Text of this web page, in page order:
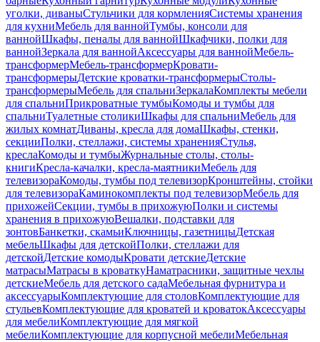
уголки, диваныСтульчики для кормленияСистемы хранения
для кухниМебель для ваннойТумбы, консоли для
ваннойШкафы, пеналы для ваннойШкафчики, полки для
ваннойЗеркала для ваннойАксессуары для ваннойМебель-
трансформерМебель-трансформерКровати-
трансформерыДетские кроватки-трансформерыСтолы-
трансформерыМебель для спальниЗеркалаКомплекты мебели
для спальниПрикроватные тумбыКомоды и тумбы для
спальниТуалетные столикиШкафы для спальниМебель для
жилых комнатДиваны, кресла для домаШкафы, стенки,
секцииПолки, стеллажи, системы храненияСтулья,
креслаКомоды и тумбыЖурнальные столы, столы-
книгиКресла-качалки, кресла-маятникиМебель для
телевизораКомоды, тумбы под телевизорКронштейны, стойки
для телевизораКаминокомплекты под телевизорМебель для
прихожейСекции, тумбы в прихожуюПолки и системы
хранения в прихожуюВешалки, подставки для
зонтовБанкетки, скамьиКлючницы, газетницыДетская
мебельШкафы для детскойПолки, стеллажи для
детскойДетские комодыКровати детскиеДетские
матрасыМатрасы в кроваткуНаматрасники, защитные чехлы
детскиеМебель для детского садаМебельная фурнитура и
аксессуарыКомплектующие для столовКомплектующие для
стульевКомплектующие для кроватей и кроватокАксессуары
для мебелиКомплектующие для мягкой
мебелиКомплектующие для корпусной мебелиМебельная